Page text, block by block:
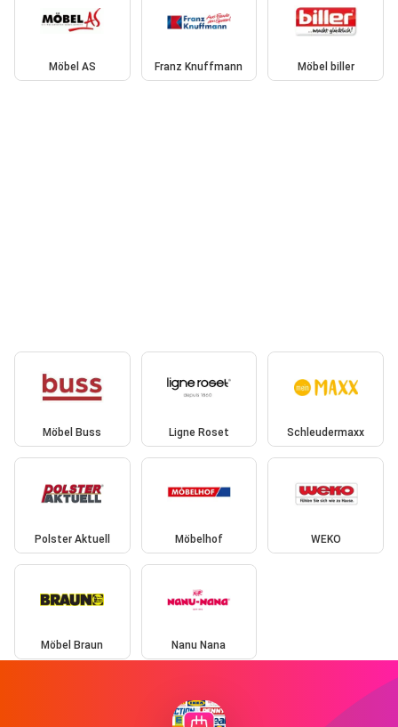
Möbel AS Franz Knuffmann Möbel biller
Möbel Buss Ligne Roset Schleudermaxx
Polster Aktuell Möbelhof WEKO
Möbel Braun Nanu Nana